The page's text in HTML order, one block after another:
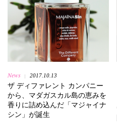
News 2017.10.13
ザ ディファレント カンパニー
から、マダガスカル島の恵みを
香りに詰め込んだ「マジャイナ
シン」が誕生